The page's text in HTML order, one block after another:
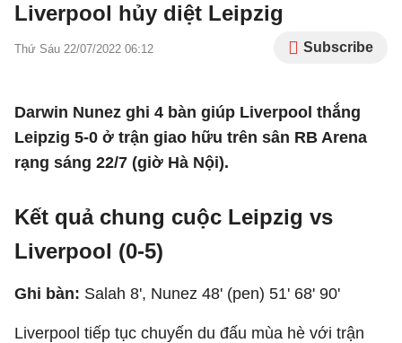
Liverpool hủy diệt Leipzig
Thứ Sáu 22/07/2022 06:12 Subscribe
Darwin Nunez ghi 4 bàn giúp Liverpool thắng
Leipzig 5-0 ở trận giao hữu trên sân RB Arena
rạng sáng 22/7 (giờ Hà Nội).
Kết quả chung cuộc Leipzig vs
Liverpool (0-5)
Ghi bàn: Salah 8', Nunez 48' (pen) 51' 68' 90'
Liverpool tiếp tục chuyến du đấu mùa hè với trận